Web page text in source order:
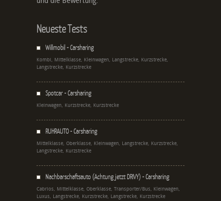
Neueste Tests
Willmobil - Carsharing
Kombi, Mittelklasse, Kleinwagen, Langstrecke, Kurzstrecke,
Langstrecke, Kurzstrecke
Spotcar - Carsharing
Kleinwagen, Kurzstrecke, Kurzstrecke
RUHRAUTO - Carsharing
Mittelklasse, Oberklasse, Kleinwagen, Langstrecke, Kurzstrecke,
Langstrecke, Kurzstrecke
Nachbarschaftsauto (Achtung jetzt DRIVY) - Carsharing
Cabrios, Mittelklasse, Oberklasse, Transporter/Bus, Kleinwagen,
Luxus, Langstrecke, Kurzstrecke, Langstrecke, Kurzstrecke